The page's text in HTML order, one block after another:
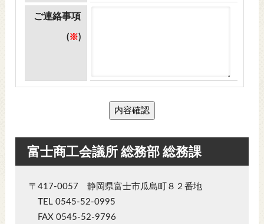
ご連絡事項
(※)
内容確認
富士商工会議所 総務部 総務課
〒417-0057 静岡県富士市瓜島町８２番地
TEL 0545-52-0995
FAX 0545-52-9796